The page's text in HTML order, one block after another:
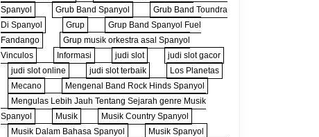
Spanyol
Grub Band Spanyol
Grub Band Toundra
Di Spanyol
Grup
Grup Band Spanyol Fuel
Fandango
Grup musik orkestra asal Spanyol
Vinculos
Informasi judi slot
judi slot gacor
judi slot online
judi slot terbaik
Los Planetas
Mecano
Mengenal Band Rock Hinds Spanyol
Mengulas Lebih Jauh Tentang Sejarah genre Musik
Spanyol
Musik
Musik Country Spanyol
Musik Dalam Bahasa Spanyol
Musik Spanyol